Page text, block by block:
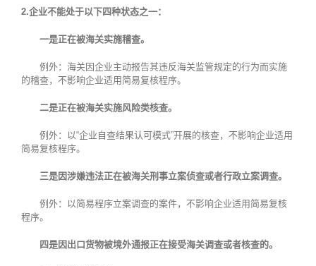
2.企业不能处于以下四种状态之一：
一是正在被海关实施稽查。
例外：海关因企业主动报告其违反海关监管规定的行为而实施
的稽查，不影响企业适用简易复核程序。
二是正在被海关实施风险类核查。
例外：以“企业自查结果认可模式”开展的核查，不影响企业适用
简易复核程序。
三是因涉嫌违法正在被海关刑事立案侦查或者行政立案调查。
例外：以简易程序立案调查的案件，不影响企业适用简易复核
程序。
四是因出口货物被境外通报正在接受海关调查或者核查的。